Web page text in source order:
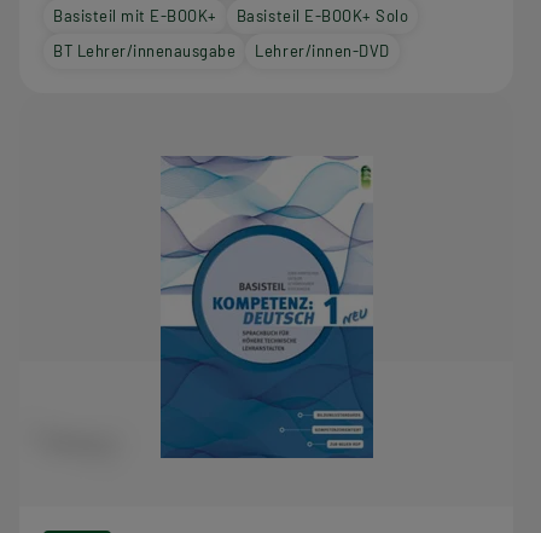
Basisteil mit E-BOOK+
Basisteil E-BOOK+ Solo
BT Lehrer/innenausgabe
Lehrer/innen-DVD